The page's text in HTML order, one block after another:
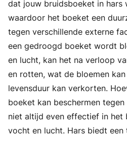
dat jouw bruidsboeket in hars
waardoor het boeket een
tegen verschillende externe
een gedroogd boeket wordt
en lucht, kan het na verloop
en rotten, wat de bloemen
levensduur kan verkorten.
boeket kan beschermen
niet altijd even effectief in het
vocht en lucht. Hars biedt